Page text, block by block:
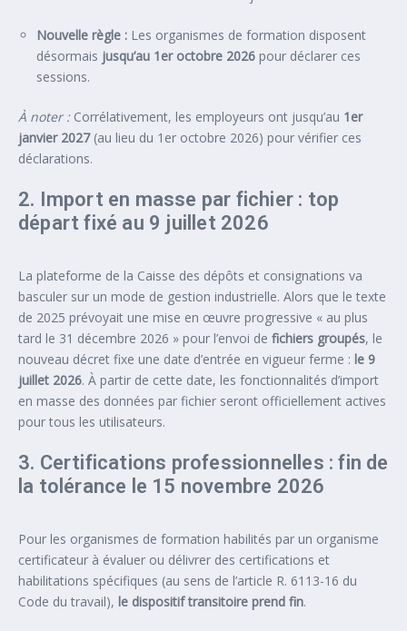
Nouvelle règle : Les organismes de formation disposent
désormais jusqu’au 1er octobre 2026 pour déclarer ces
sessions.
À noter :Corrélativement, les employeurs ont jusqu’au 1er
janvier 2027(au lieu du 1er octobre 2026) pour vérifier ces
déclarations.
2. Import en masse par fichier : top
départ fixé au 9 juillet 2026
La plateforme de la Caisse des dépôts et consignations va
basculer sur un mode de gestion industrielle. Alors que le texte
de 2025 prévoyait une mise en œuvre progressive « au plus
tard le 31 décembre 2026 » pour l’envoi de fichiers groupés, le
nouveau décret fixe une date d’entrée en vigueur ferme : le 9
juillet 2026. À partir de cette date, les fonctionnalités d’import
en masse des données par fichier seront officiellement actives
pour tous les utilisateurs.
3. Certifications professionnelles : fin de
la tolérance le 15 novembre 2026
Pour les organismes de formation habilités par un organisme
certificateur à évaluer ou délivrer des certifications et
habilitations spécifiques (au sens de l’article R. 6113-16 du
Code du travail), le dispositif transitoire prend fin.